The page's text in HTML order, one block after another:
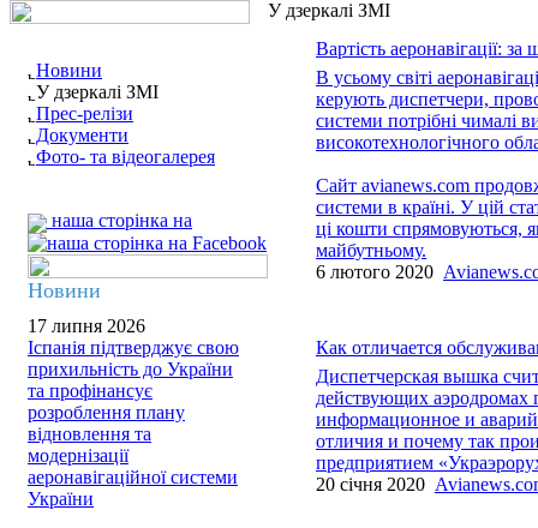
Новини
У дзеркалі ЗМІ
Прес-релізи
Документи
Фото- та відеогалерея
наша сторінка на
Новини
17 липня 2026
Іспанія підтверджує свою
прихильність до України
та профінансує
розроблення плану
відновлення та
модернізації
аеронавігаційної системи
України
У дзеркалі ЗМІ
Вартість аеронавігації: за
В усьому світі
керують диспетчери,
системи потрібні чималі
високотехнологічного
Сайт avianews.com
системи в країні. У цій
ці кошти спрямовуються,
майбутньому.
6 лютого 2020
Как отличается
Диспетчерская вышка
действующих аэродромах
информационное и
отличия и почему так
предприятием
20 січня 2020